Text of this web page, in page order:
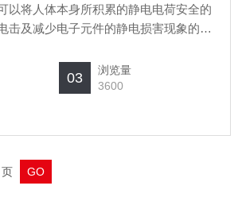
以将人体本身所积累的静电电荷安全的
击及减少电子元件的静电损害现象的发
03
浏览量
3600
页